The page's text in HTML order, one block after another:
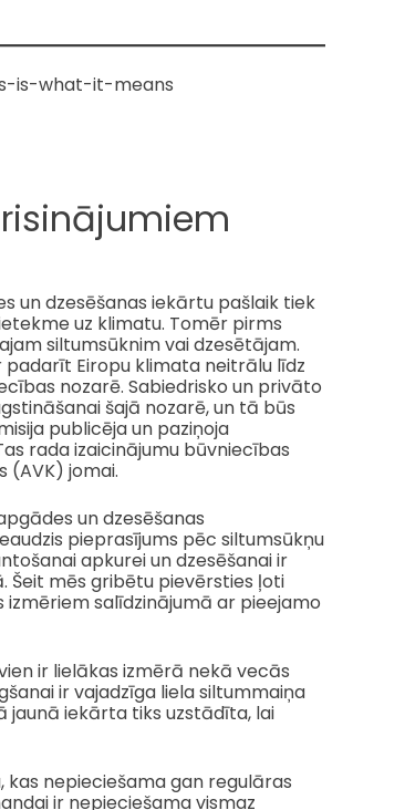
is-what-it-means
un dzesēšanas iekārtu pašlaik tiek
uz klimatu. Tomēr pirms
siltumsūknim vai dzesētājam.
padarīt Eiropu klimata neitrālu līdz
nozarē. Sabiedrisko un privāto
šajā nozarē, un tā būs
publicēja un paziņoja
rada izaicinājumu būvniecības
(AVK) jomai.
un dzesēšanas
pieprasījums pēc siltumsūkņu
apkurei un dzesēšanai ir
Šeit mēs gribētu pievērsties ļoti
salīdzinājumā ar pieejamo
ir lielākas izmērā nekā vecās
ir vajadzīga liela siltummaiņa
jaunā iekārta tiks uzstādīta, lai
nepieciešama gan regulāras
ir nepieciešama vismaz